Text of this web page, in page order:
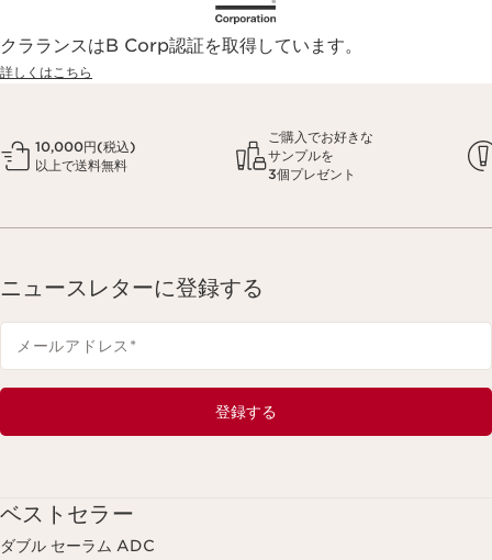
クラランスはB Corp認証を取得しています。
詳しくはこちら
10,000円(税込)
以上で送料無料
ご購入でお好きな
サンプルを
3個プレゼント
ニュースレターに登録する
メールアドレス *
登録する
ベストセラー
ダブル セーラム ADC